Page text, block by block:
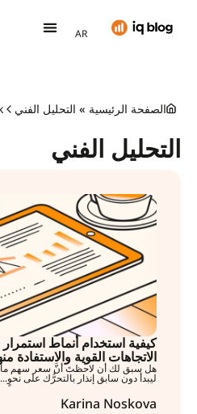
AR
TH
الصفحة الرئيسية » التحليل الفني
التحليل الفني
كيفية استخدام أنماط استمرار
الاتجاهات القوية والاستفادة
هل سبق لك أن لاحظتَ أنَّ سعر سهم ما
ليبدأ دون سابق إنذار بالتحرُّك على نحوٍ...
Karina Noskova